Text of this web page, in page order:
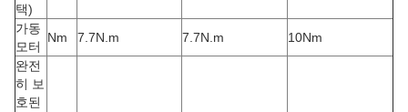
택)
가동
모터
Nm 7.7N.m 7.7N.m
10Nm
완전
히 보
호된